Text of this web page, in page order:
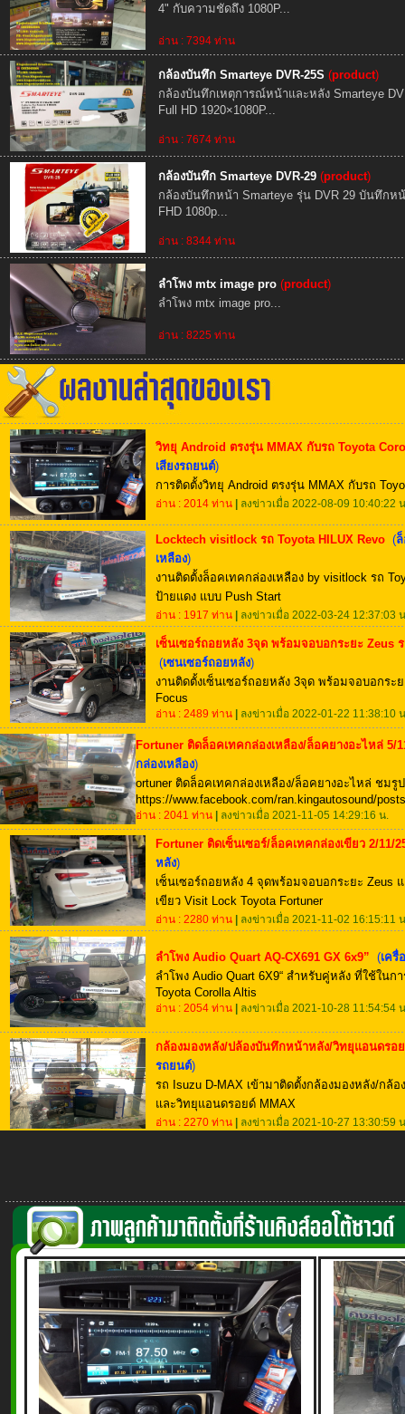
4" กับความชัดถึง 1080P...
อ่าน : 7394 ท่าน
กล้องบันทึก Smarteye DVR-25S (product)
กล้องบันทึกเหตุการณ์หน้าและหลัง Smarteye
Full HD 1920×1080P...
อ่าน : 7674 ท่าน
กล้องบันทึก Smarteye DVR-29 (product)
กล้องบันทึกหน้า Smarteye รุ่น DVR 29 บันทึกห
FHD 1080p...
อ่าน : 8344 ท่าน
ลำโพง mtx image pro (product)
ลำโพง mtx image pro...
อ่าน : 8225 ท่าน
วิทยุ Android ตรงรุ่น MMAX กับรถ Toyota
เสียงรถยนต์)
การติดตั้งวิทยุ Android ตรงรุ่น MMAX กับรถ
อ่าน : 2014 ท่าน ลงข่าวเมื่อ 2022-08-09 10:40:22
Locktech visitlock รถ Toyota HILUX Revo (
เหลือง)
งานติดตั้งล็อคเทคกล่องเหลือง by visitlock รถ
ป้ายแดง แบบ Push Start
อ่าน : 1917 ท่าน ลงข่าวเมื่อ 2022-03-24 12:37:03
เซ็นเซอร์ถอยหลัง 3จุด พร้อมจอบอกระยะ Zeus
(เซนเซอร์ถอยหลัง)
งานติดตั้งเซ็นเซอร์ถอยหลัง 3จุด พร้อมจอบอกระ
Focus
อ่าน : 2489 ท่าน ลงข่าวเมื่อ 2022-01-22 11:38:10
Fortuner ติดล็อคเทคกล่องเหลือง/ล็อคยางอะไหล่ 5/
กล่องเหลือง)
ortuner ติดล็อคเทคกล่องเหลือง/ล็อคยางอะไหล่ ชมรู
https://www.facebook.com/ran.kingautosound/
อ่าน : 2041 ท่าน ลงข่าวเมื่อ 2021-11-05 14:29:16 น.
Fortuner ติดเซ็นเซอร์/ล็อคเทคกล่องเขียว 2/11/
หลัง)
เซ็นเซอร์ถอยหลัง 4 จุดพร้อมจอบอกระยะ Zeus
เขียว Visit Lock Toyota Fortuner
อ่าน : 2280 ท่าน ลงข่าวเมื่อ 2021-11-02 16:15:11
ลำโพง Audio Quart AQ-CX691 GX 6x9” (เครื่
ลำโพง Audio Quart 6X9“ สำหรับคู่หลัง ที่ใช้ในก
Toyota Corolla Altis
อ่าน : 2054 ท่าน ลงข่าวเมื่อ 2021-10-28 11:54:54
กล้องมองหลัง/ปล้องบันทึกหน้าหลัง/วิทยุแอนดรอ
รถยนต์)
รถ Isuzu D-MAX เข้ามาติดตั้งกล้องมองหลัง/กล้
และวิทยุแอนดรอยด์ MMAX
อ่าน : 2270 ท่าน ลงข่าวเมื่อ 2021-10-27 13:30:59